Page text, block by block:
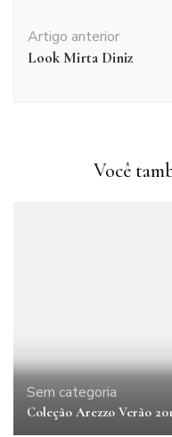
post
Artigo anterior
Look Mirta Diniz
Você
Sem categoria
Coleção Arezzo Verão